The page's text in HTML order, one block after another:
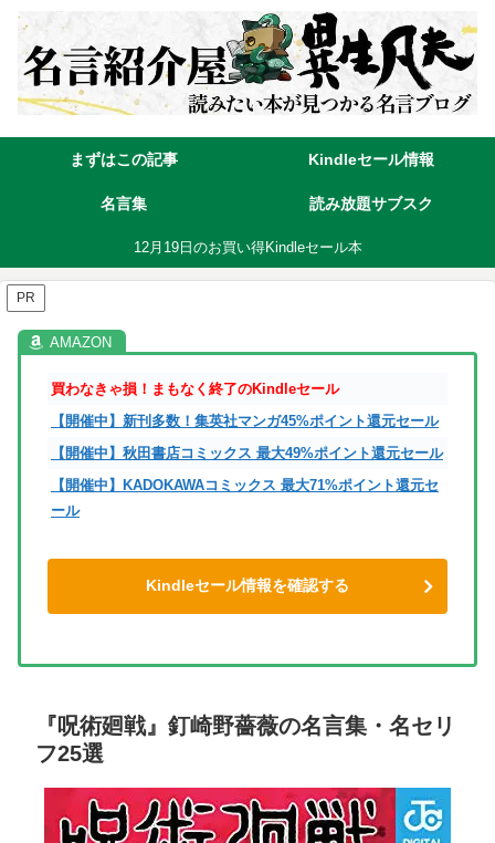
まずはこの記事 Kindleセール情報
名言集 読み放題サブスク
12月19日のお買い得Kindleセール本
PR
買わなきゃ損！まもなく終了のKindleセール
【開催中】新刊多数！集英社マンガ45%ポイント還元セール
【開催中】秋田書店コミックス 最大49%ポイント還元セール
【開催中】KADOKAWAコミックス 最大71%ポイント還元セ
ール
Kindleセール情報を確認する
『呪術廻戦』釘崎野薔薇の名言集・名セリ
フ25選